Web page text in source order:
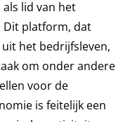
lid van het
Dit platform, dat
het bedrijfsleven,
om onder andere
voor de
is feitelijk een